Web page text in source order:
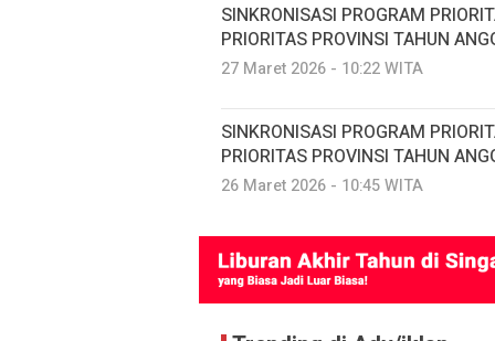
SINKRONISASI PROGRAM
PRIORITAS PROVINSI TAHUN
27 Maret 2026 - 10:22 WITA
SINKRONISASI PROGRAM
PRIORITAS PROVINSI TAHUN
26 Maret 2026 - 10:45 WITA